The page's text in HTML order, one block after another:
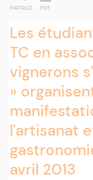
PARTAGE PDF
Les
TC en
vignerons
»
l'artisanat
avril 2013